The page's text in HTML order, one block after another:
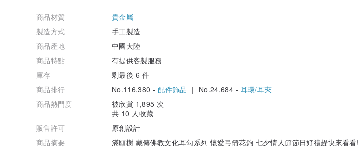
商品材質
貴金屬
製造方式
手工製造
商品產地
中國大陸
商品特點
有提供客製服務
庫存
剩最後 6 件
商品排行
No.116,380 -配件飾品 | No.24,684 - 耳環/耳夾
商品熱門度
被欣賞 1,895 次
共 10 人收藏
販售許可
原創設計
商品摘要
滿願樹 藏傳佛教文化耳勾系列 懷愛弓箭花鉤 七夕情人節節日好禮趕快來看看!